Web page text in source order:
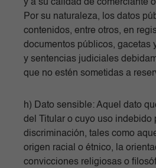
y a su calidad de comerciante
Por su naturaleza, los datos
contenidos, entre otros, en
documentos públicos, gacetas
y sentencias judiciales
que no estén sometidas a
h) Dato sensible: Aquel dato
del Titular o cuyo uso indebido
discriminación, tales como
origen racial o étnico, la
convicciones religiosas o